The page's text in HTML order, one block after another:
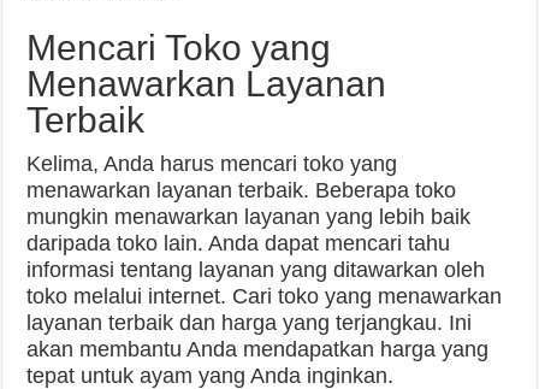
Mencari Toko yang
Menawarkan Layanan
Terbaik
Kelima, Anda harus mencari toko yang
menawarkan layanan terbaik. Beberapa toko
mungkin menawarkan layanan yang lebih baik
daripada toko lain. Anda dapat mencari tahu
informasi tentang layanan yang ditawarkan oleh
toko melalui internet. Cari toko yang menawarkan
layanan terbaik dan harga yang terjangkau. Ini
akan membantu Anda mendapatkan harga yang
tepat untuk ayam yang Anda inginkan.